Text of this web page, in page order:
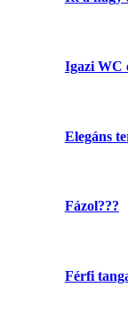
Igazi WC
Elegáns
Fázol???
Férfi